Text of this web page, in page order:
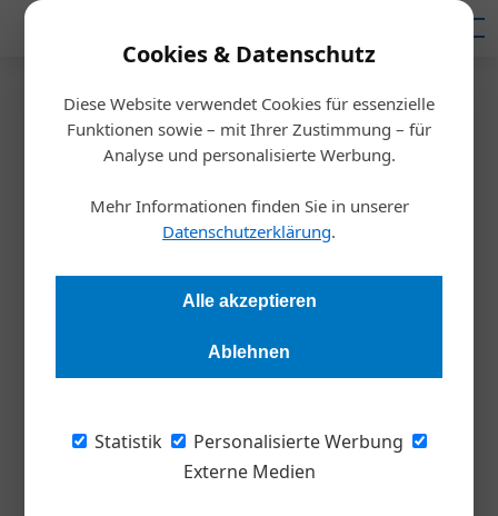
Cookies & Datenschutz
Diese Website verwendet Cookies für essenzielle
Funktionen sowie – mit Ihrer Zustimmung – für
Analyse und personalisierte Werbung.
Mehr Informationen finden Sie in unserer
Datenschutzerklärung.
Alle akzeptieren
Ablehnen
Statistik
Personalisierte Werbung
Externe Medien
Startseite/Inspiration
Jetzt bloß nicht bei der
Werbung sparen!
In wirtschaftlich turbulenten Zeiten treten viele Unternehmen
auf die Kostenbremse. Wogegen grundsätzlich nichts
Bereiche, die das als erste zu spüren bekommen. Doch das ist
nicht nur kurzsichtig, sondern ganz sicher der falsche Weg.